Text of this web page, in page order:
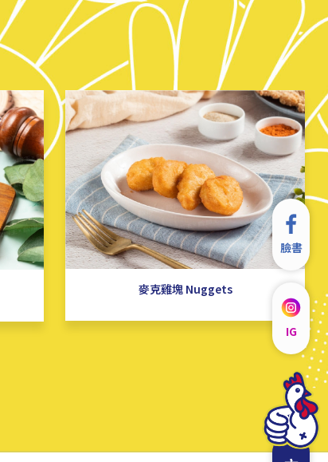
麥克雞塊 Nuggets
臉書
IG